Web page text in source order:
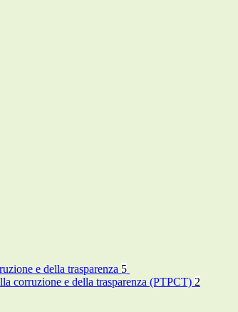
e della trasparenza 5
corruzione e della trasparenza (PTPCT) 2